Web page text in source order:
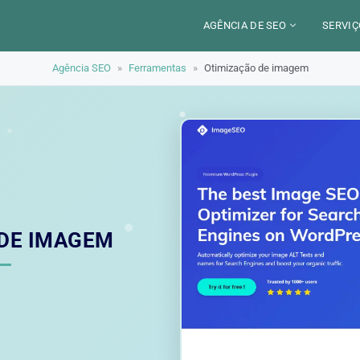
AGÊNCIA DE SEO
LOCALIZAÇÃO
LYON
ALEXANDRE MAROTEL
Agência SEO » Ferramentas » Otimização de imagem
IMAGEM